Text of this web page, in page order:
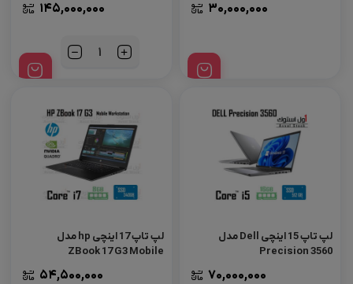
30,000,000
145,000,000
تعداد
لپ تاپ 15 اینچی Dell مدل
Precision 3560
70,000,000
لپ تاپ 17 اینچی hp مدل
ZBook 17 G3 Mobile
54,500,000